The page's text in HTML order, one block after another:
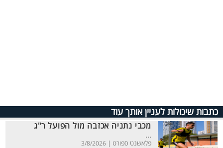
כתבות שיכולות לעניין אותך עוד
מכבי נתניה אכזבה מול הפועל ר"ג
...
פלאשנט ספורט | 3/8/2026